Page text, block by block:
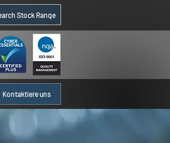
Stock Range
Kontaktiere uns